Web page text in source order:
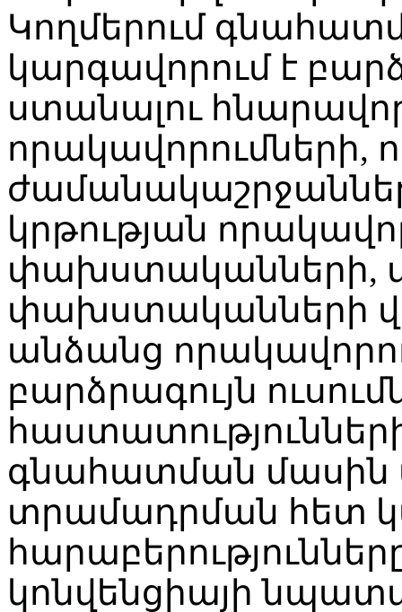
Կողմերում
կարգավորում է
ստանալու
որակավորումների,
կրթության
փախստականների,
փախստականների
անձանց
բարձրագույն
գնահատման մասին
տրամադրման հետ
կոնվենցիայի